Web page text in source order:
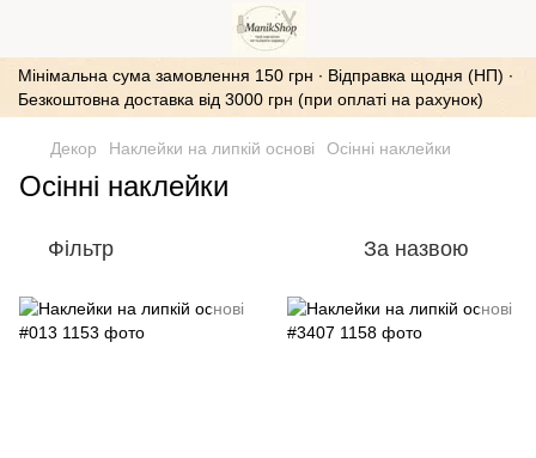
Мінімальна сума замовлення 150 грн ∙ Відправка щодня (НП) ∙
Безкоштовна доставка від 3000 грн (при оплаті на рахунок)
Декор Наклейки на липкій основі Осінні наклейки
Осінні наклейки
Фільтр За назвою